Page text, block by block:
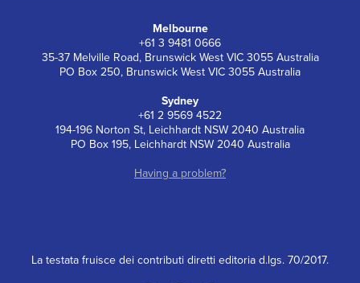
Melbourne
+61 3 9481 0666
35-37 Melville Road, Brunswick West VIC 3055 Australia
PO Box 250, Brunswick West VIC 3055 Australia
Sydney
+61 2 9569 4522
194-196 Norton St, Leichhardt NSW 2040 Australia
PO Box 195, Leichhardt NSW 2040 Australia
Having a problem?
La testata fruisce dei contributi diretti editoria d.lgs. 70/2017.